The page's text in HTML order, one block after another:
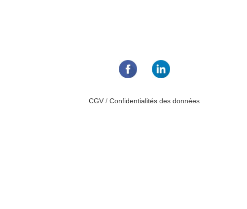
CGV/Confidentialités des données